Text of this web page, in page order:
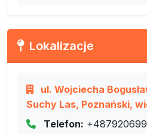
Lokalizacje
ul. Wojciecha
Suchy Las, Poznański,
Telefon: